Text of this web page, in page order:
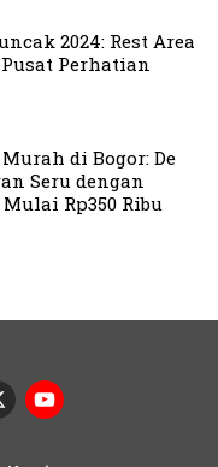
2024: Rest Area
Perhatian
di Bogor: De
Seru dengan
Rp350 Ribu
X